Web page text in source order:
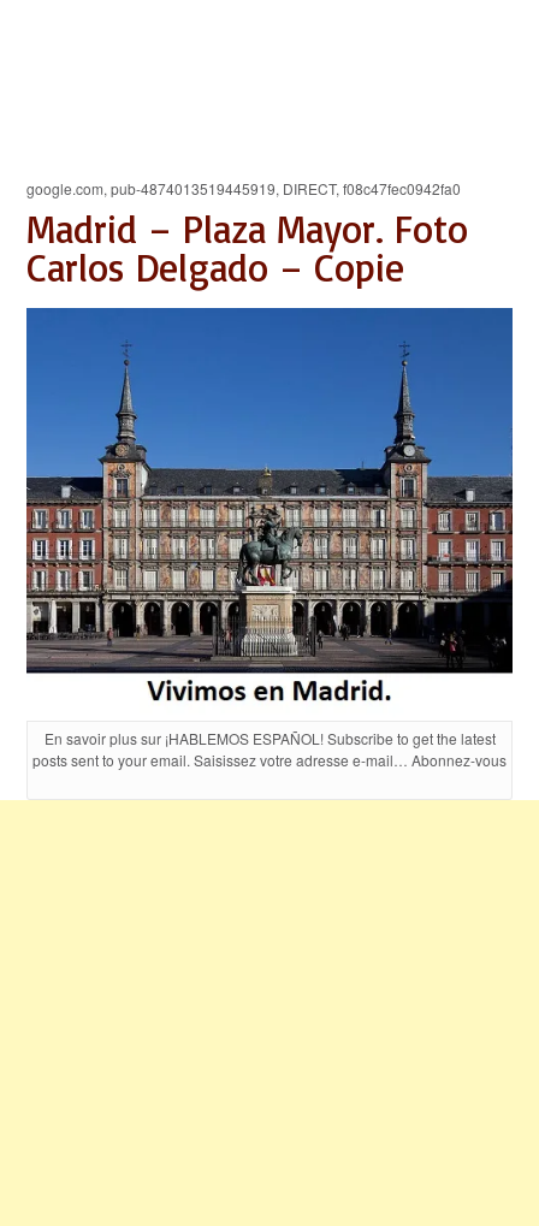
google.com, pub-4874013519445919, DIRECT, f08c47fec0942fa0
Madrid – Plaza Mayor. Foto
Carlos Delgado – Copie
En savoir plus sur ¡HABLEMOS ESPAÑOL! Subscribe to get the latest
posts sent to your email. Saisissez votre adresse e-mail… Abonnez-vous